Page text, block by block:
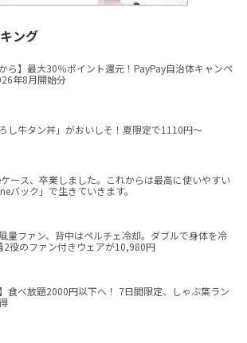
ング
から】最大30％ポイント還元！PayPay自治体キャンペ
年8月開始分
ろし牛タン丼」がおいしそ！夏限定で1110円～
ース、卒業しました。これからは最高に使いやすい
バック」で生きていきます。
量ファン、背中はペルチェ冷却。ダブルで身体を冷
2役のファン付きウェアが10,980円
】食べ放題2000円以下へ！ 7日間限定、しゃぶ葉ラン